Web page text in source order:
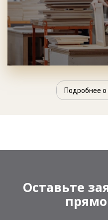
Подробнее о
Оставьте